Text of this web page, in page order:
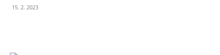
15. 2. 2023